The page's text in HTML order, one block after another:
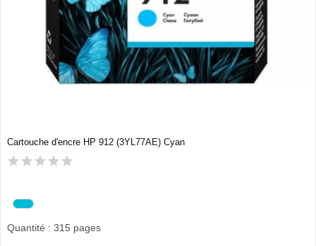
Cartouche d'encre HP 912 (3YL77AE) Cyan
Quantité : 315 pages